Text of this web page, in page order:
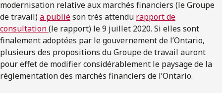
modernisation relative aux marchés financiers (le Groupe
de travail)a publiéson très attendu rapport de
consultation(le rapport) le 9 juillet 2020. Si elles sont
finalement adoptées par le gouvernement de l’Ontario,
plusieurs des propositions du Groupe de travail auront
pour effet de modifier considérablement le paysage de la
réglementation des marchés financiers de l’Ontario.